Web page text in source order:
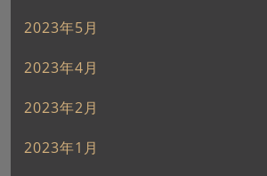
2023年5月
2023年4月
2023年2月
2023年1月